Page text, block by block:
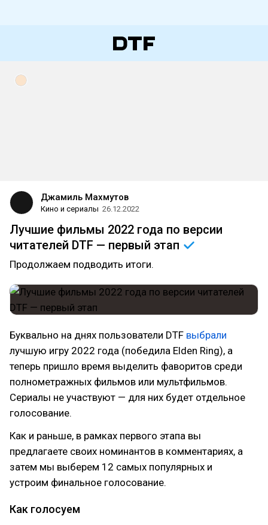
Джамиль Махмутов
Кино и сериалы 26.12.2022
Лучшие фильмы 2022 года по версии
читателей DTF — первый этап
Продолжаем подводить итоги.
Буквально на днях пользователи DTF выбрали
лучшую игру 2022 года (победила Elden Ring), а
теперь пришло время выделить фаворитов среди
полнометражных фильмов или мультфильмов.
Сериалы не участвуют — для них будет отдельное
голосование.
Как и раньше, в рамках первого этапа вы
предлагаете своих номинантов в комментариях, а
затем мы выберем 12 самых популярных и
устроим финальное голосование.
Как голосуем